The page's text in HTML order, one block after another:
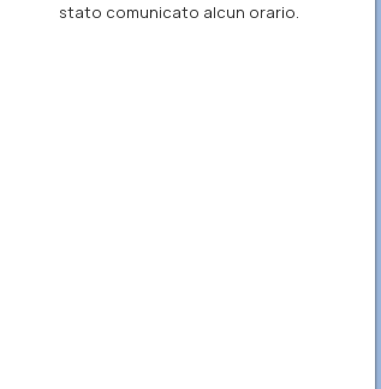
stato comunicato alcun orario.